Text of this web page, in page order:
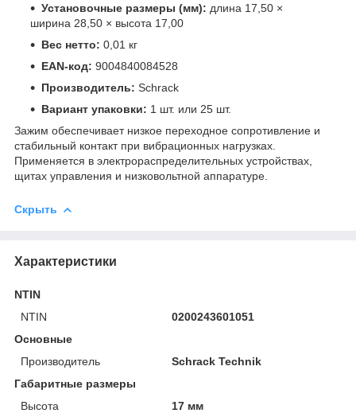
Установочные размеры (мм): длина 17,50 ×
ширина 28,50 × высота 17,00
Вес нетто: 0,01 кг
EAN-код: 9004840084528
Производитель: Schrack
Вариант упаковки: 1 шт. или 25 шт.
Зажим обеспечивает низкое переходное сопротивление и
стабильный контакт при вибрационных нагрузках.
Применяется в электрораспределительных устройствах,
щитах управления и низковольтной аппаратуре.
Скрыть
Характеристики
NTIN
NTIN
0200243601051
Основные
Производитель
Schrack Technik
Габаритные размеры
Высота
17 мм